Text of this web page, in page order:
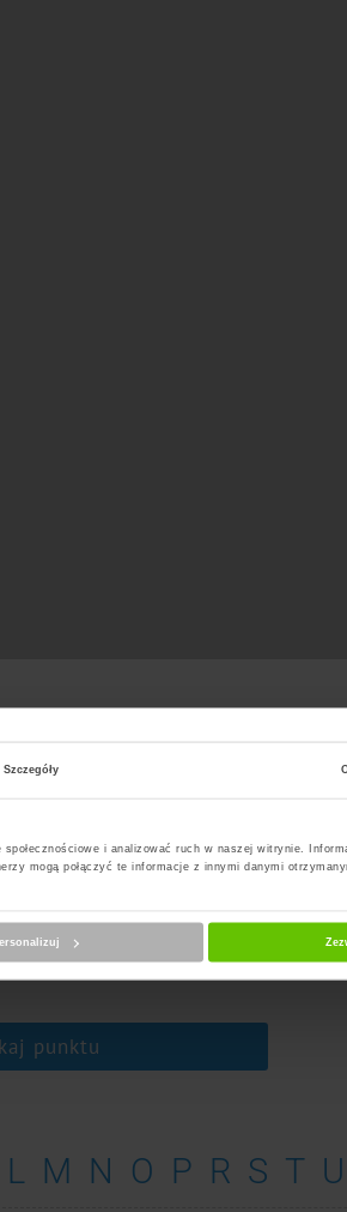
Szczegóły
i analizować ruch w naszej witrynie.
mogą połączyć te informacje z innymi danymi
punktu
L M N O P R S T U